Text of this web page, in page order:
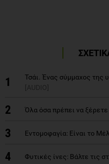
1
Τσάι. Ένας σύμμαχος της
[AUDIO]
2 Όλα όσα πρέπει να
3 Εντομοφαγία: Είναι το
4 Φυτικές ίνες: Βάλτε τις